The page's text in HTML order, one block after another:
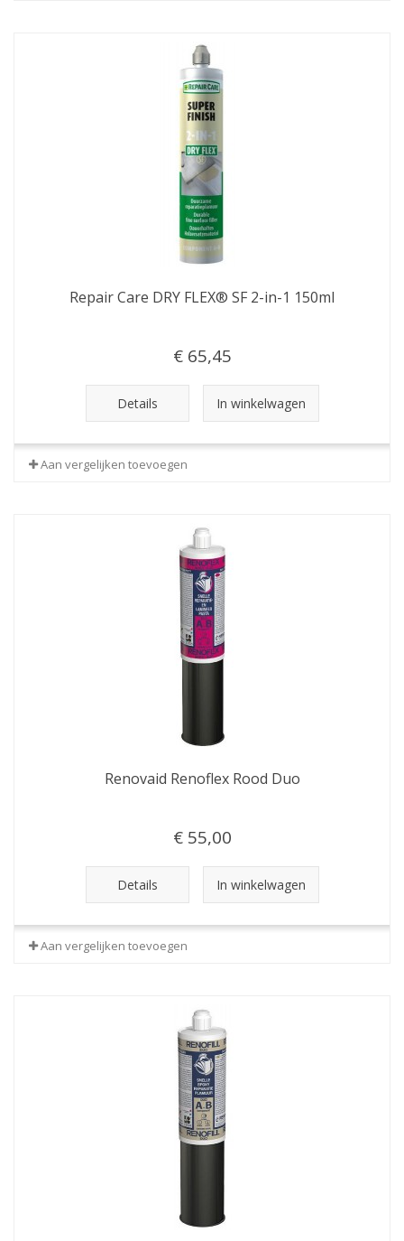
Repair Care DRY FLEX® SF 2-in-1 150ml
€ 65,45
Details In winkelwagen
Aan vergelijken toevoegen
Renovaid Renoflex Rood Duo
€ 55,00
Details In winkelwagen
Aan vergelijken toevoegen